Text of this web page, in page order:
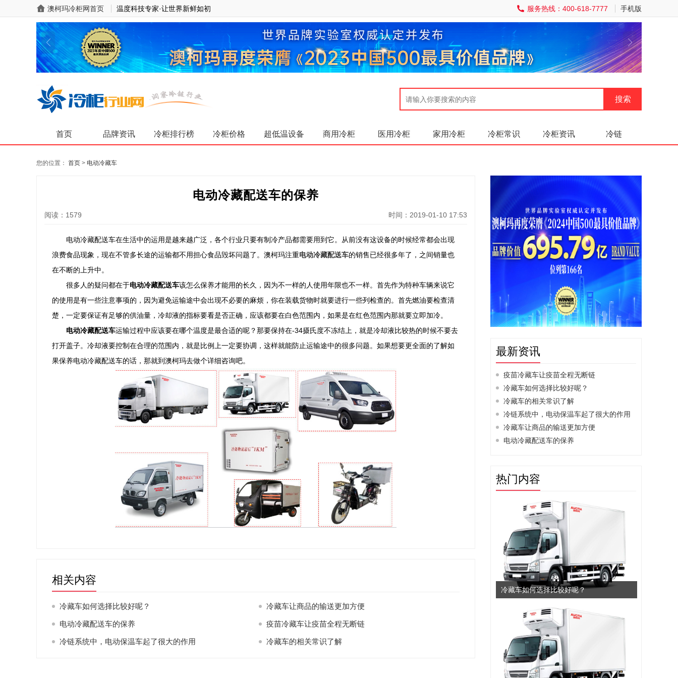
澳柯玛冷柜网首页 温度科技专家·让世界新鲜如初 服务热线：400-618-7777 手机版
首页 品牌资讯 冷柜排行榜 冷柜价格 超低温设备 商用冷柜 医用冷柜 家用冷柜 冷柜常识 冷柜资讯 冷链
您的位置： 首页 > 电动冷藏车
电动冷藏配送车的保养
阅读：1579 时间：2019-01-10 17:53
电动冷藏配送车在生活中的运用是越来越广泛，各个行业只要有制冷产品都需要用到它。从前没有这设备的时候经常都会出现
浪费食品现象，现在不管多长途的运输都不用担心食品毁坏问题了。澳柯玛注重电动冷藏配送车的销售已经很多年了，之间销量也
在不断的上升中。
很多人的疑问都在于电动冷藏配送车该怎么保养才能用的长久，因为不一样的人使用年限也不一样。首先作为特种车辆来说它
的使用是有一些注意事项的，因为避免运输途中会出现不必要的麻烦，你在装载货物时就要进行一些列检查的。首先燃油要检查清
楚，一定要保证有足够的供油量，冷却液的指标要看是否正确，应该都要在白色范围内，如果是在红色范围内那就要立即加冷。
电动冷藏配送车运输过程中应该要在哪个温度是最合适的呢？那要保持在-34摄氏度不冻结上，就是冷却液比较热的时候不要去
打开盖子。冷却液要控制在合理的范围内，就是比例上一定要协调，这样就能防止运输途中的很多问题。如果想要更全面的了解如
果保养电动冷藏配送车的话，那就到澳柯玛去做个详细咨询吧。
相关内容
冷藏车如何选择比较好呢？ 冷藏车让商品的输送更加方便
电动冷藏配送车的保养 疫苗冷藏车让疫苗全程无断链
冷链系统中，电动保温车起了很大的作用 冷藏车的相关常识了解
最新资讯
疫苗冷藏车让疫苗全程无断链
冷藏车如何选择比较好呢？
冷藏车的相关常识了解
冷链系统中，电动保温车起了很大的作用
冷藏车让商品的输送更加方便
电动冷藏配送车的保养
热门内容
冷藏车如何选择比较好呢？